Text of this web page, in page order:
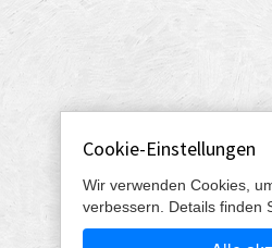
Cookie-Einstellungen
Wir verwenden Cookies,
verbessern. Details finden